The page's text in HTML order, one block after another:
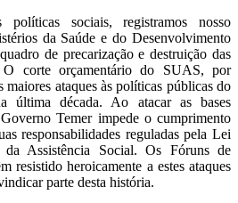
políticas sociais, registramos nosso
da Saúde e do Desenvolvimento
de precarização e destruição das
O corte orçamentário do SUAS, por
maiores ataques às políticas públicas do
última década. Ao atacar as bases
Temer impede o cumprimento
responsabilidades reguladas pela Lei
Assistência Social. Os Fóruns de
resistido heroicamente a estes ataques
parte desta história.